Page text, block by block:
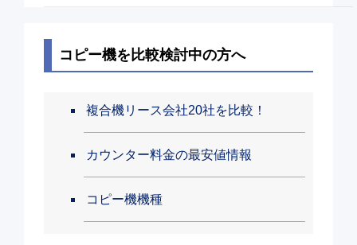
コピー機を比較検討中の方へ
複合機リース会社20社を比較！
カウンター料金の最安値情報
コピー機機種